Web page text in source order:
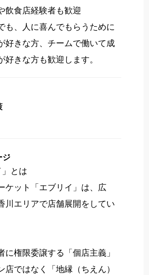
飲食店経験者も歓迎
も、人に喜んでもらうために
好きな方、チームで働いて成
好きな方も歓迎します。
ジ
とは
ケット「エブリイ」は、広
川エリアで店舗展開をしてい
に権限委譲する「個店主義」
店ではなく「地縁（ちえん）